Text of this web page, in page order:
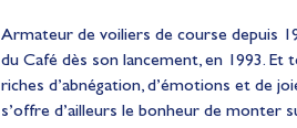
Armateur de voiliers de course depuis
du Café dès son lancement, en 1993.
riches d’abnégation, d’émotions et de
s’offre d’ailleurs le bonheur de monter